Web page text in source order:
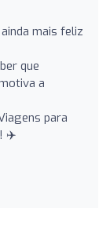
mais feliz
que
a
para
✈️